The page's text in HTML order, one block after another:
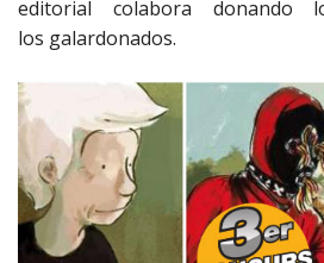
editorial colabora
los galardonados.